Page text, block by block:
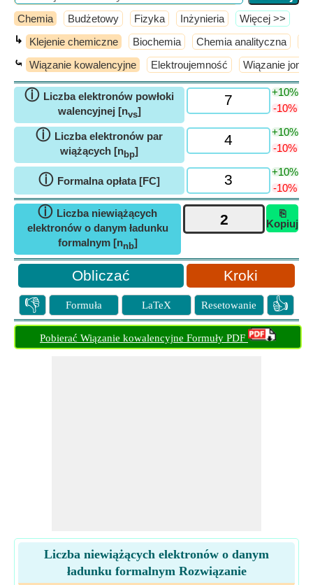
Chemia Budżetowy Fizyka Inżynieria ​Więcej >>
↳ Klejenie chemiczne Biochemia Chemia analityczna
⤿ Wiązanie kowalencyjne Elektroujemność Wiązanie
ⓘ Liczba elektronów powłoki
walencyjnej [nvs]
+10%
-10%
ⓘ Liczba elektronów par
wiążących [nbp]
+10%
-10%
ⓘ Formalna opłata [FC]
+10%
-10%
ⓘ Liczba niewiążących
elektronów o danym ładunku
formalnym [nnb]
⎘
Kopiuj
Kroki
👎 Formuła LaTeX Resetowanie 👍
Pobierać Wiązanie kowalencyjne Formuły PDF
Liczba niewiążących elektronów o danym
ładunku formalnym Rozwiązanie